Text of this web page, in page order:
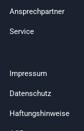
Ansprechpartner
Service
Impressum
Datenschutz
Haftungshinweise